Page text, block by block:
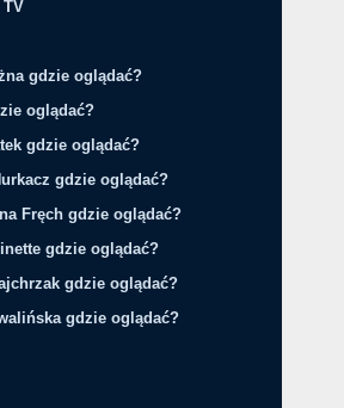
gdzie oglądać?
oglądać?
gdzie oglądać?
gdzie oglądać?
Fręch gdzie oglądać?
gdzie oglądać?
gdzie oglądać?
gdzie oglądać?